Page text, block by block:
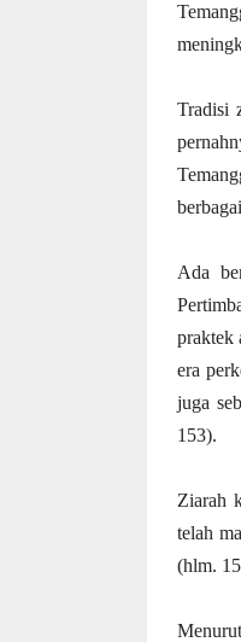
Tradisi
Ada
praktek
era
juga
153).
Ziarah
telah
(hlm.